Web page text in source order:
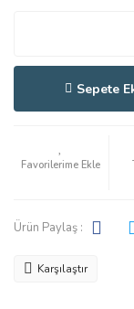
Sepete
Ürün Paylaş :
Karşılaştır